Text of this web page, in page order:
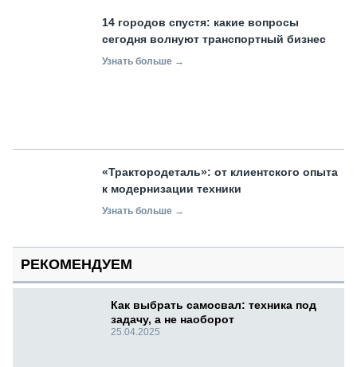
14 городов спустя: какие вопросы
сегодня волнуют транспортный бизнес
Узнать больше →
«Трактородеталь»: от клиентского опыта
к модернизации техники
Узнать больше →
РЕКОМЕНДУЕМ
Как выбрать самосвал: техника под
задачу, а не наоборот
25.04.2025